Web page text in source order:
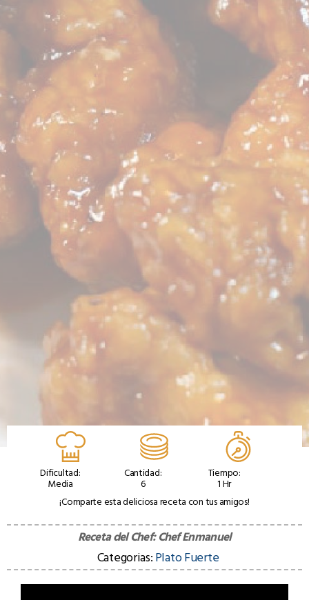
Dificultad:
Media
Cantidad:
6
Tiempo:
1 Hr
¡Comparte esta deliciosa receta con tus amigos!
Receta del Chef:Chef Enmanuel
Categorias:Plato Fuerte